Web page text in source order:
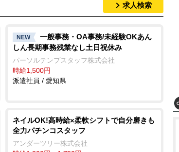
求人検索
NEW
一般事務・OA事務/未経験OKあん
しん長期事務残業なし土日祝休み
パーソルテンプスタッフ株式会社
時給1,500円
派遣社員 / 愛知県
ネイルOK!高時給×柔軟シフトで自分磨きも
全力パチンコスタッフ
アンダーツリー株式会社